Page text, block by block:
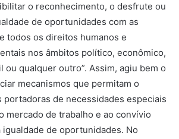
o reconhecimento, o desfrute ou
de oportunidades com as
todos os direitos humanos e
nos âmbitos político, econômico,
ou qualquer outro”. Assim, agiu bem o
mecanismos que permitam o
portadoras de necessidades especiais
mercado de trabalho e ao convívio
igualdade de oportunidades. No